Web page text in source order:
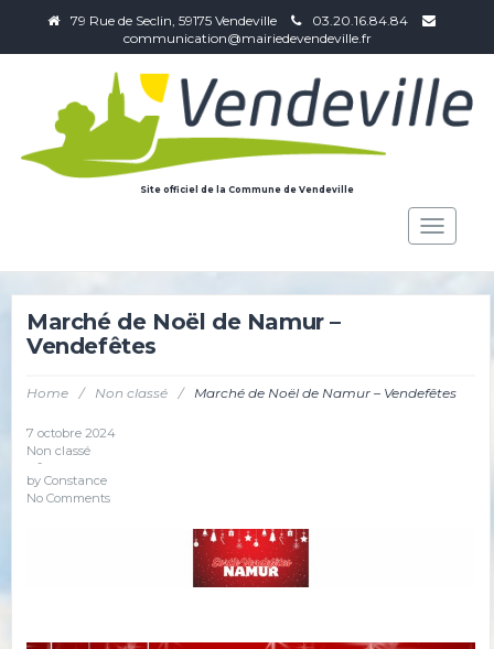
79 Rue de Seclin, 59175 Vendeville
03.20.16.84.84
communication@mairiedevendeville.fr
Site officiel de la Commune de Vendeville
Toggle
Marché de Noël de Namur –
Vendefêtes
Home / Non classé / Marché de Noël de Namur – Vendefêtes
7 octobre 2024
Non classé
-
byConstance
No Comments